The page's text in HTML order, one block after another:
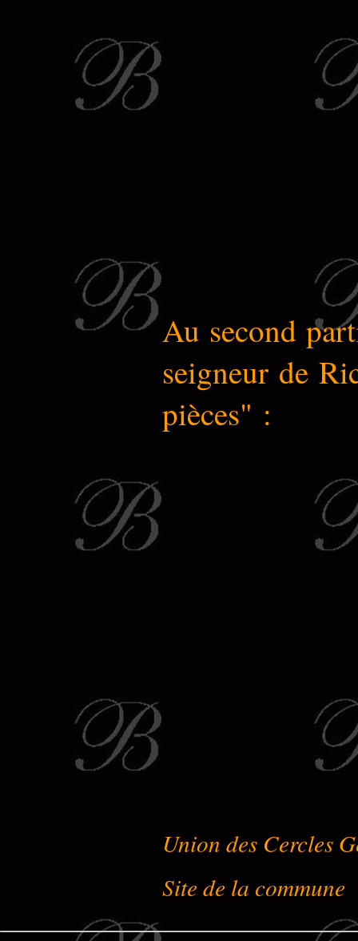
Au second
seigneur de
pièces" :
Union des Cercles
Site de la commune